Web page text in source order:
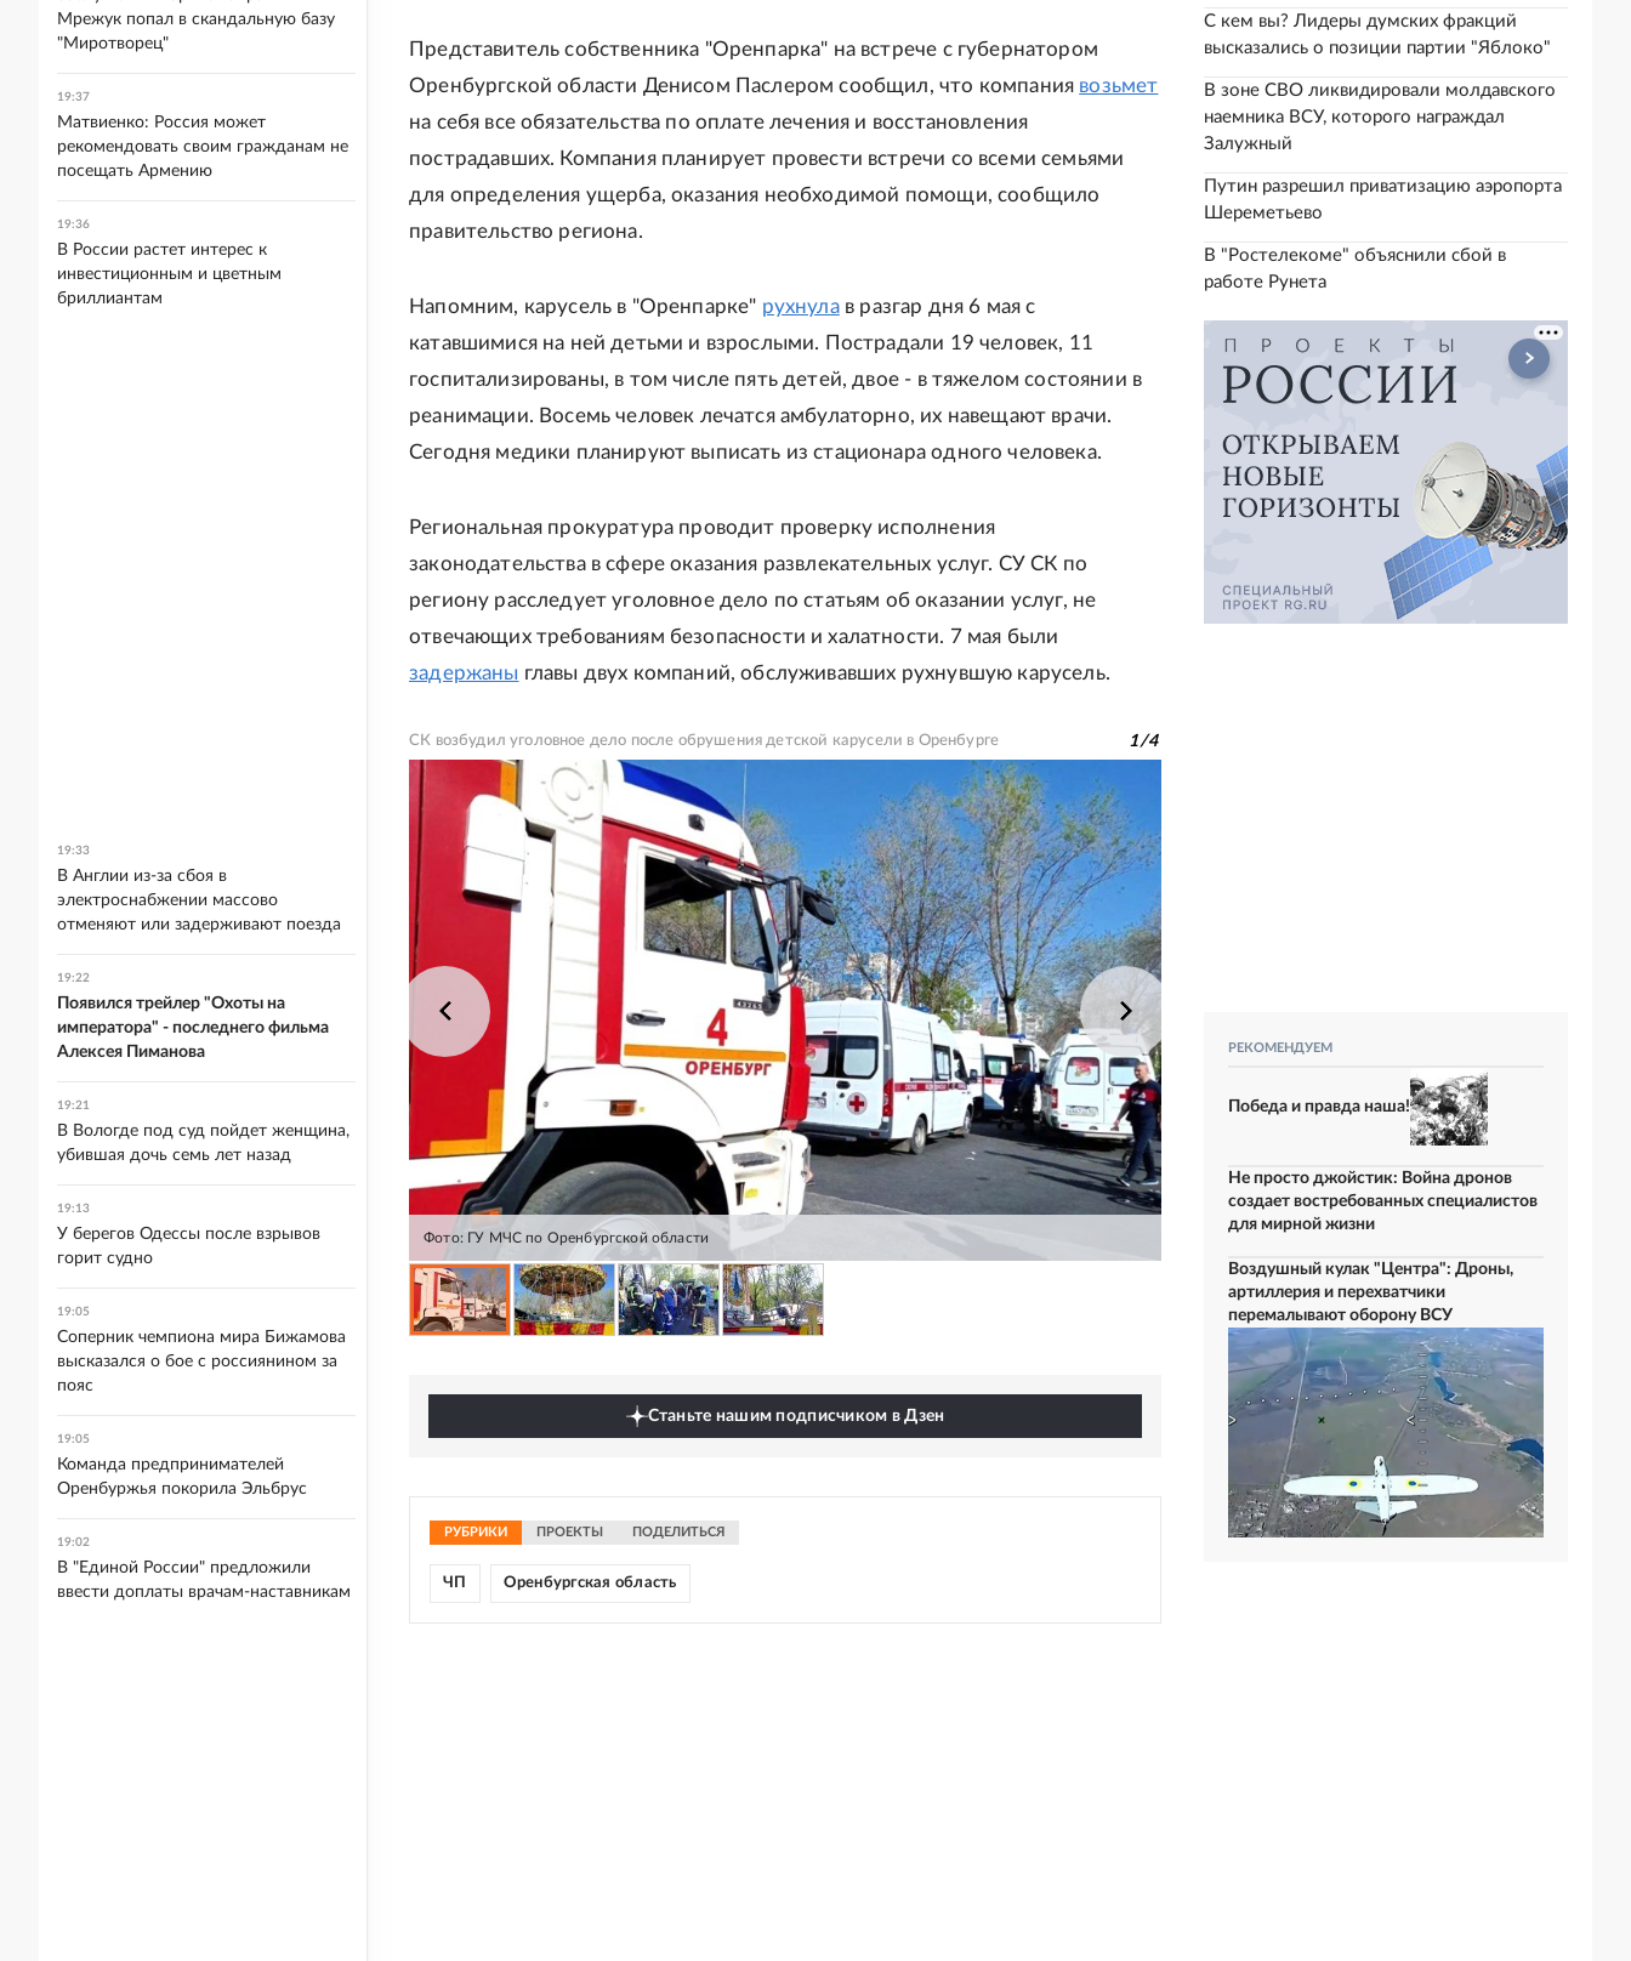
Представитель собственника "Оренпарка" на встрече с губернатором
Оренбургской области Денисом Паслером сообщил, что компания возьмет
на себя все обязательства по оплате лечения и восстановления
пострадавших. Компания планирует провести встречи со всеми семьями
для определения ущерба, оказания необходимой помощи, сообщило
правительство региона.
Напомним, карусель в "Оренпарке" рухнулав разгар дня 6 мая с
катавшимися на ней детьми и взрослыми. Пострадали 19 человек, 11
госпитализированы, в том числе пять детей, двое - в тяжелом состоянии в
реанимации. Восемь человек лечатся амбулаторно, их навещают врачи.
Сегодня медики планируют выписать из стационара одного человека.
Региональная прокуратура проводит проверку исполнения
законодательства в сфере оказания развлекательных услуг. СУ СК по
региону расследует уголовное дело по статьям об оказании услуг, не
отвечающих требованиям безопасности и халатности. 7 мая были
задержаны главы двух компаний, обслуживавших рухнувшую карусель.
СК возбудил уголовное дело после обрушения детской карусели в Оренбурге 1/4
Фото: ГУ МЧС по Оренбургской области
Станьте нашим подписчиком в Дзен
РУБРИКИ ПРОЕКТЫ ПОДЕЛИТЬСЯ
ЧП Оренбургская область
С кем вы? Лидеры думских фракций
высказались о позиции партии "Яблоко"
В зоне СВО ликвидировали молдавского
наемника ВСУ, которого награждал
Залужный
Путин разрешил приватизацию аэропорта
Шереметьево
В "Ростелекоме" объяснили сбой в
работе Рунета
РЕКОМЕНДУЕМ
Победа и правда наша!
Не просто джойстик: Война дронов
создает востребованных специалистов
для мирной жизни
Воздушный кулак "Центра": Дроны,
артиллерия и перехватчики
перемалывают оборону ВСУ
Мрежук попал в скандальную базу
"Миротворец"
19:37
Матвиенко: Россия может
рекомендовать своим гражданам не
посещать Армению
19:36
В России растет интерес к
инвестиционным и цветным
бриллиантам
19:33
В Англии из-за сбоя в
электроснабжении массово
отменяют или задерживают поезда
19:22
Появился трейлер "Охоты на
императора" - последнего фильма
Алексея Пиманова
19:21
В Вологде под суд пойдет женщина,
убившая дочь семь лет назад
19:13
У берегов Одессы после взрывов
горит судно
19:05
Соперник чемпиона мира Бижамова
высказался о бое с россиянином за
пояс
19:05
Команда предпринимателей
Оренбуржья покорила Эльбрус
19:02
В "Единой России" предложили
ввести доплаты врачам-наставникам